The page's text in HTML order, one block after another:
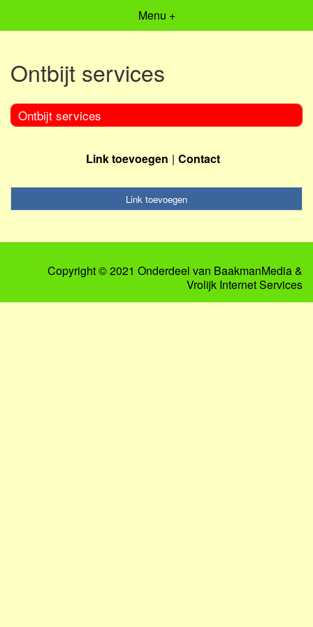
Menu +
Ontbijt services
Ontbijt services
Link toevoegen Contact
Link toevoegen
Copyright © 2021 Onderdeel van BaakmanMedia&
Vrolijk Internet Services